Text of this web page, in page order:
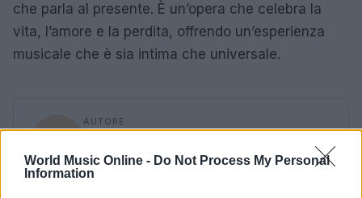
World Music Online - Do Not Process My Personal
Information
che parla al presente. È un’opera che celebra la
vita, l’amore e la perdita, offrendo un’esperienza
musicale che è sia intima che universale.
AUTORE
Camilla Fiore, da Verona, annotò la prima
review dopo aver testato un siero durante la